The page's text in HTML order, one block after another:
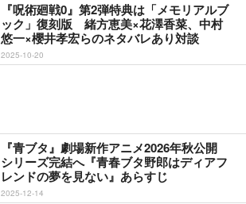
『呪術廻戦0』第2弾特典は「メモリアルブ
ック」復刻版 緒方恵美×花澤香菜、中村
悠一×櫻井孝宏らのネタバレあり対談
2025-10-20
『青ブタ』劇場新作アニメ2026年秋公開
シリーズ完結へ『青春ブタ野郎はディアフ
レンドの夢を見ない』あらすじ
2025-12-14